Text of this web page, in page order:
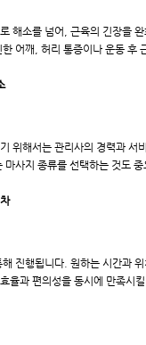
해소를 넘어, 근육의 긴장을
어깨, 허리 통증이나 운동 후
위해서는 관리사의 경력과 서
마사지 종류를 선택하는 것도
진행됩니다. 원하는 시간과
율과 편의성을 동시에 만족시